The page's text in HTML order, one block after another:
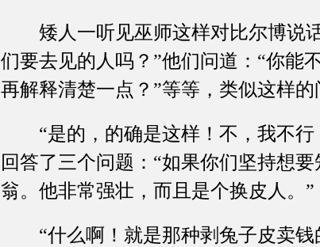
矮人一听见巫师这样对比尔博说话
们要去见的人吗？”他们问道：“你能
再解释清楚一点？”等等，类似这样的
“是的，的确是这样！不，我不行
回答了三个问题：“如果你们坚持想
翁。他非常强壮，而且是个换皮人。”
“什么啊！就是那种剥兔子皮卖钱